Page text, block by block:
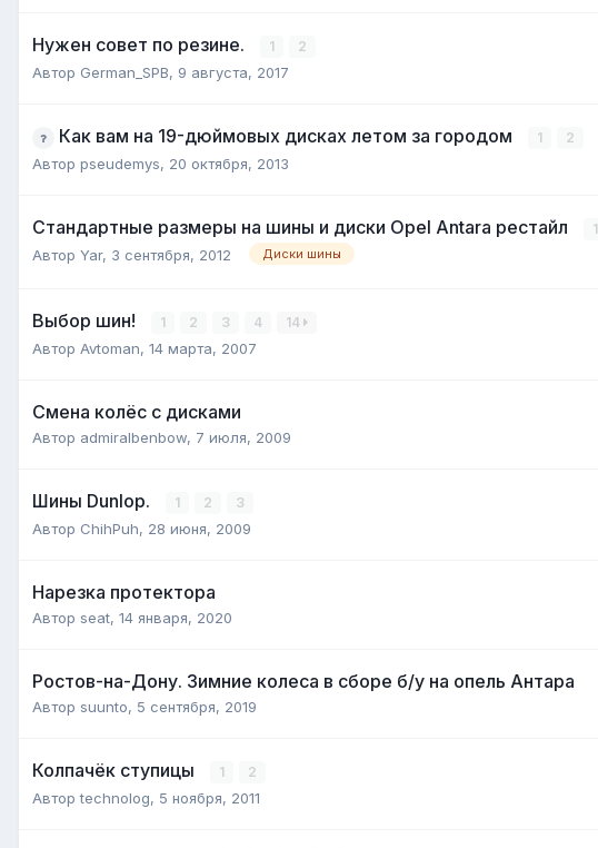
Нужен совет по резине. 1 2
Автор German_SPB, 9 августа, 2017
Как вам на 19-дюймовых дисках летом за городом 1 2
Автор pseudemys, 20 октября, 2013
Стандартные размеры на шины и диски Opel Antara рестайл 1
Автор Yar, 3 сентября, 2012 Диски шины
Выбор шин! 1 2 3 4 14
Автор Avtoman, 14 марта, 2007
Смена колёс с дисками
Автор admiralbenbow, 7 июля, 2009
Шины Dunlop. 1 2 3
Автор ChihPuh, 28 июня, 2009
Нарезка протектора
Автор seat, 14 января, 2020
Ростов-на-Дону. Зимние колеса в сборе б/у на опель Антара
Автор suunto, 5 сентября, 2019
Колпачёк ступицы 1 2
Авторtechnolog, 5 ноября, 2011